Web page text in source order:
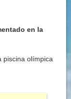
en la
piscina olímpica